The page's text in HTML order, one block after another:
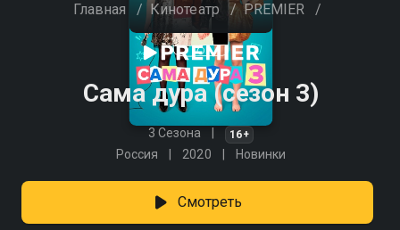
Главная / Кинотеатр / PREMIER /
Сама дура (сезон 3)
3 Сезона 16+
Россия 2020 Новинки
Смотреть